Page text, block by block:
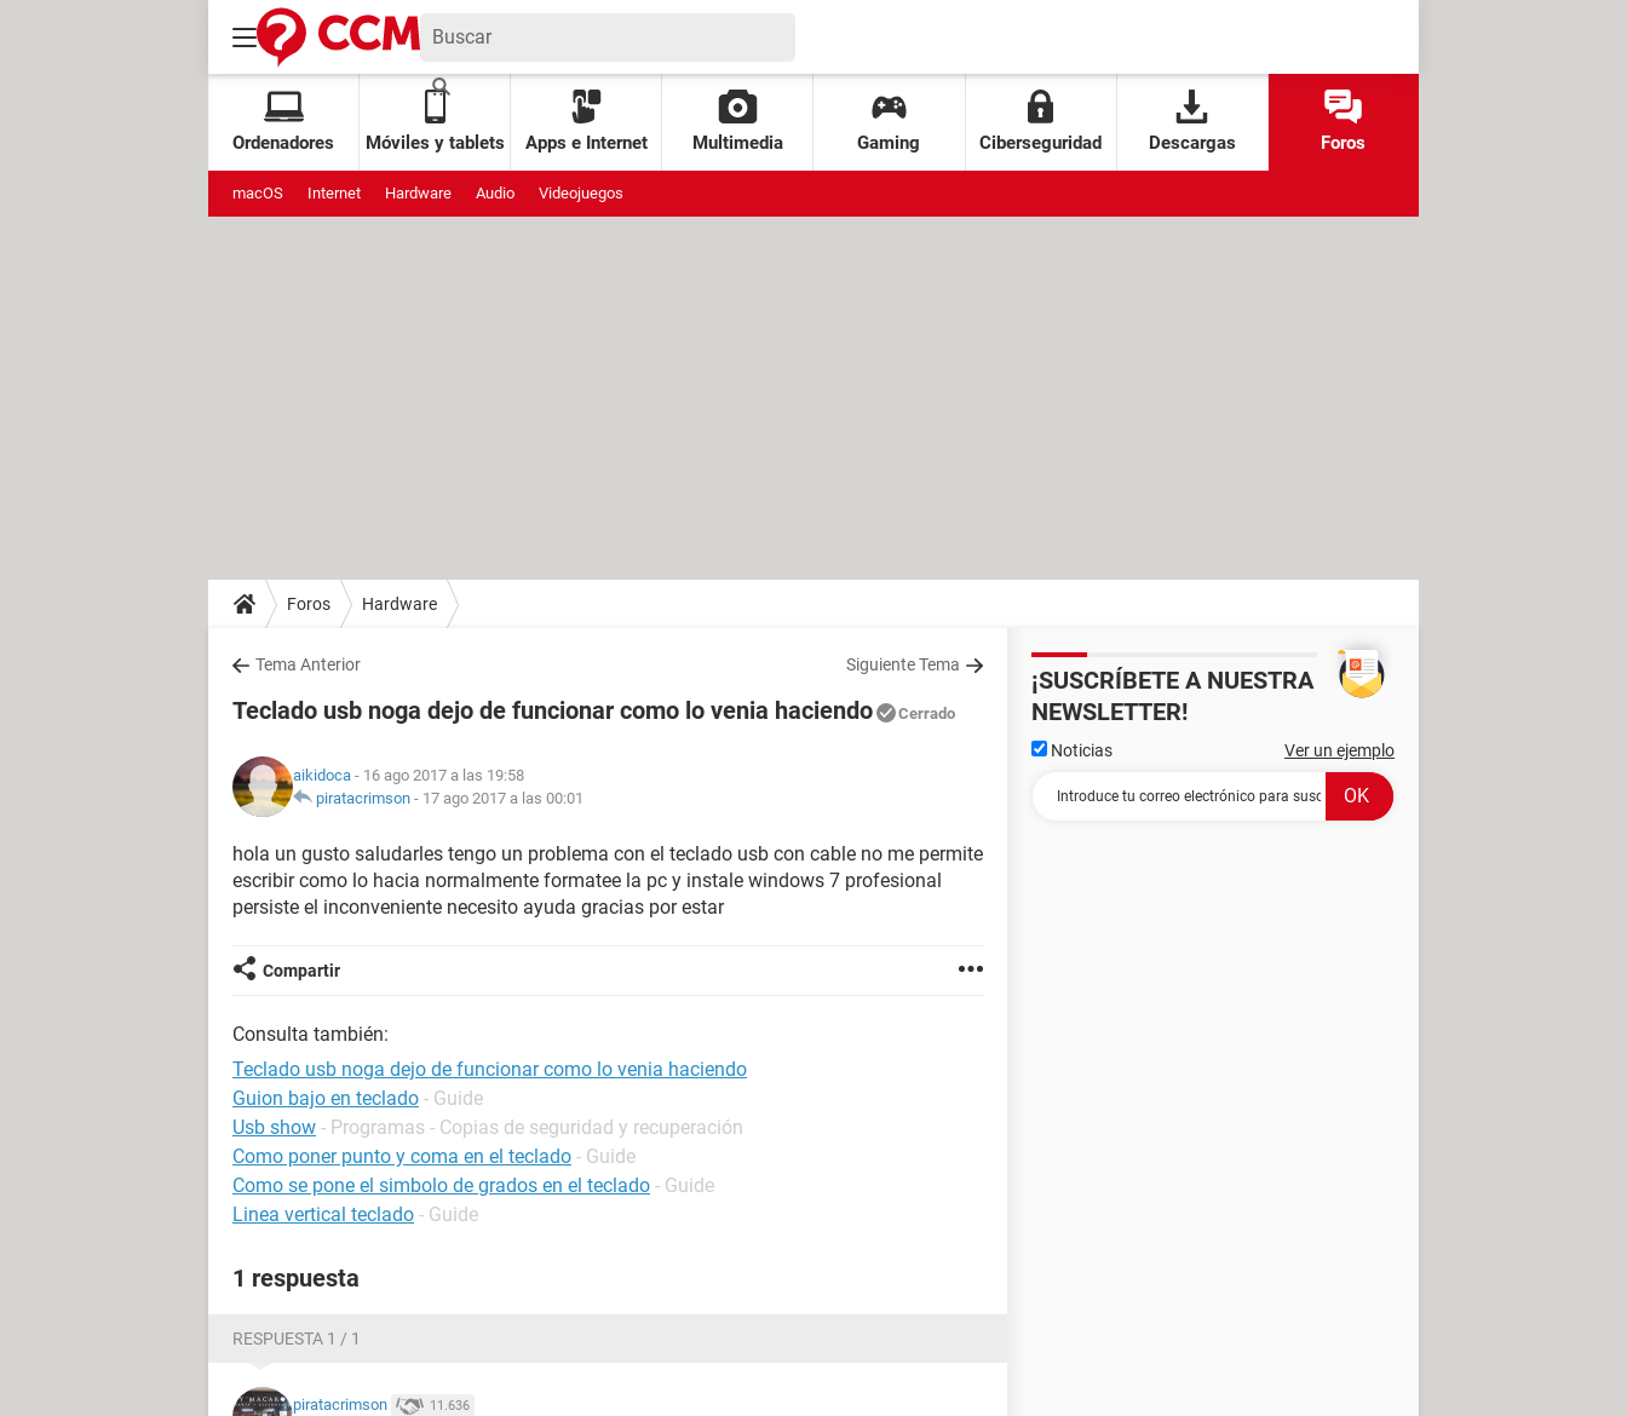
Ordenadores Móviles y tablets Apps e Internet Multimedia Gaming Ciberseguridad Descargas Foros
macOS Internet Hardware Audio Videojuegos
Foros Hardware
Tema Anterior Siguiente Tema
Teclado usb noga dejo de funcionar como lo venia haciendo Cerrado
aikidoca - 16 ago 2017 a las 19:58
piratacrimson - 17 ago 2017 a las 00:01
hola un gusto saludarles tengo un problema con el teclado usb con cable no me permite
escribir como lo hacia normalmente formatee la pc y instale windows 7 profesional
persiste el inconveniente necesito ayuda gracias por estar
Compartir
Consulta también:
Teclado usb noga dejo de funcionar como lo venia haciendo
Guion bajo en teclado - Guide
Usb show - Programas - Copias de seguridad y recuperación
Como poner punto y coma en el teclado - Guide
Como se pone el simbolo de grados en el teclado - Guide
Linea vertical teclado - Guide
1 respuesta
RESPUESTA 1 / 1
piratacrimson 11.636
¡SUSCRÍBETE A NUESTRA
NEWSLETTER!
Noticias Ver un ejemplo